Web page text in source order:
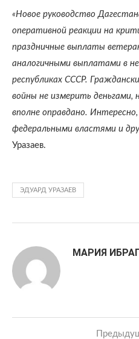
«Новое руководство
оперативной реакции на
праздничные выплаты
аналогичными выплатами в
республиках СССР.
войны не измерить деньгами,
вполне оправдано.
федеральными властями и
Уразаев.
ЭДУАРД УРАЗАЕВ
МАРИЯ